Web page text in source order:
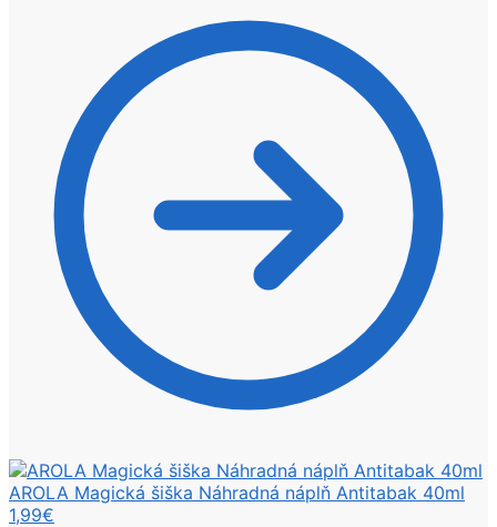
AROLA Magická šiška Náhradná náplň Antitabak 40ml
1,99€